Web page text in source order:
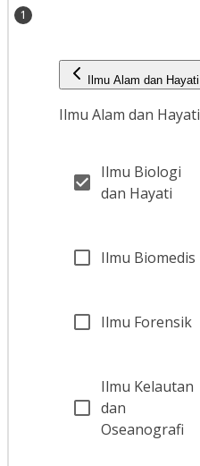
1
Ilmu Alam dan Hayati
Ilmu Alam dan Hayati
Ilmu Biologi
dan Hayati
Ilmu Biomedis
Ilmu Forensik
Ilmu Kelautan
dan
Oseanografi